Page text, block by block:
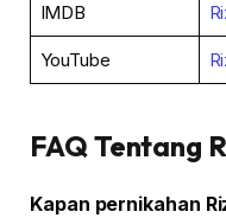
IMDB
YouTube
FAQ Tentang
Kapan pernikahan